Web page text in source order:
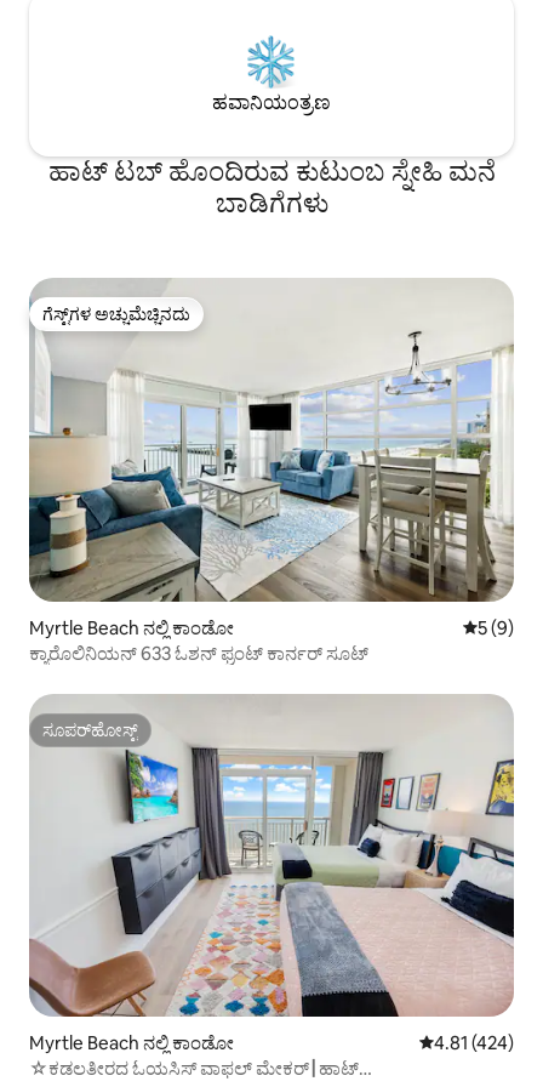
ಹವಾನಿಯಂತ್ರಣ
ಹಾಟ್ ಟಬ್ ಹೊಂದಿರುವ ಕುಟುಂಬ ಸ್ನೇಹಿ ಮನೆ
ಬಾಡಿಗೆಗಳು
ಗೆಸ್ಟ್‌ಗಳ ಅಚ್ಚುಮೆಚ್ಚಿನದು
ಗೆಸ್ಟ್‌ಗಳ ಅಚ್ಚುಮೆಚ್ಚಿನದು
Myrtle Beach ನಲ್ಲಿ ಕಾಂಡೋ 5 ರಲ್ಲಿ 5
5 (9)
ಕ್ಯಾರೊಲಿನಿಯನ್ 633 ಓಶನ್ ಫ್ರಂಟ್ ಕಾರ್ನರ್ ಸೂಟ್
ಸೂಪರ್‌ಹೋಸ್ಟ್
ಸೂಪರ್‌ಹೋಸ್ಟ್
Myrtle Beach ನಲ್ಲಿ ಕಾಂಡೋ 5 ರಲ್ಲಿ 4.81
4.81 (424)
☆ಕಡಲತೀರದ ಓಯಸಿಸ್ ವಾಫಲ್ ಮೇಕರ್┃ಹಾಟ್